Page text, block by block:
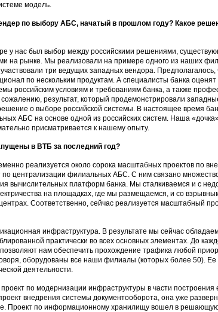
модель.
по выбору АБС, начатый в прошлом году? Какое
у нас был выбор между российскими решениями,
на рынке. Мы реализовали на примере одного из наших
три ведущих западных вендора. Предполагалось,
по нескольким продуктам. А специалисты банка оценят
российским условиям и требованиям банка, а также
результат, который продемонстрировали
о выборе российской системы. В настоящее время
АБС на основе одной из российских систем. Наша
присматривается к нашему опыту.
в ВТБ за последний год?
реализуется около сорока масштабных проектов по
по централизации филиальных АБС. С ним связано
вычислительных платформ банка. Мы сталкиваемся и с
на площадках, где мы размещаемся, и со
Соответственно, сейчас реализуется масштабный
инфраструктура. В результате мы сейчас
практически во всех основных элементах. До
нам обеспечить прохождение трафика любой
оборудованы все наши филиалы (которых более 50). Ее
деятельности.
по модернизации инфраструктуры в части построения
внедрения системы документооборота, она уже
Проект по информационному хранилищу вошел в